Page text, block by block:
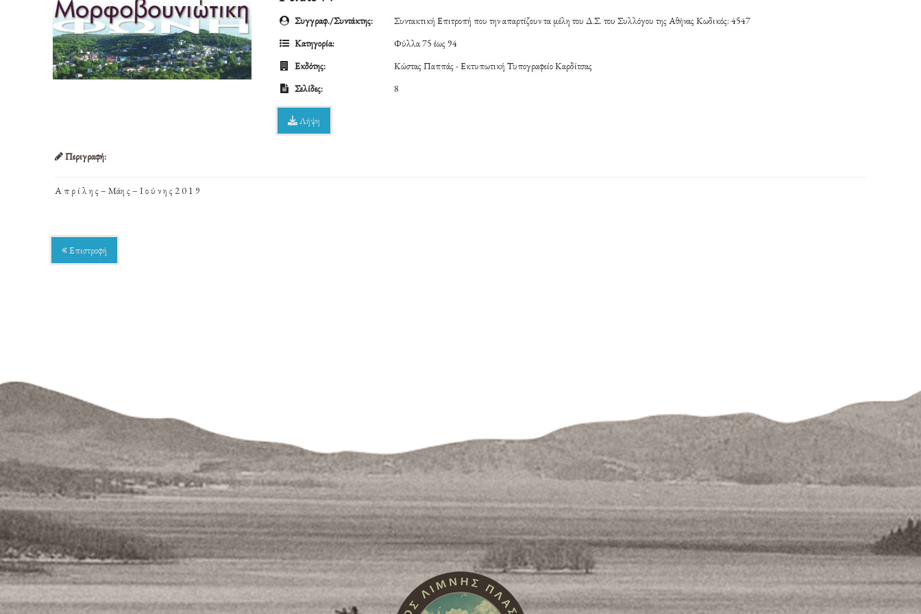
Συγγραφ./Συντάκτης:
Συντακτική Επιτροπή που την απαρτίζουν τα μέλη του Δ.Σ. του Συλλόγου της Αθήνας Κωδικός: 4547
Κατηγορία:
Φύλλα 75 έως 94
Εκδότης:
Κώστας Παππάς - Εκτυπωτική Τυπογραφείο Καρδίτσας
Σελίδες:
8
Λήψη
Περιγραφή:
Α π ρ ί λ η ς – Μάη ς – Ι ο ύ ν η ς 2 0 1 9
Επιστροφή